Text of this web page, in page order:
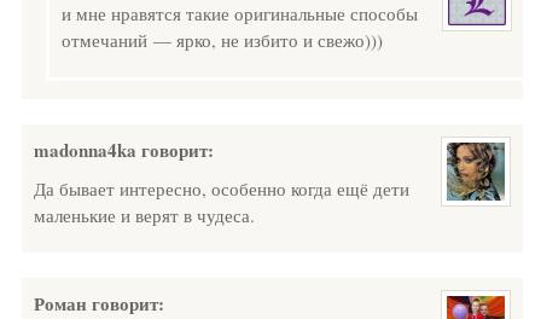
и мне нравятся такие оригинальные способы
отмечаний — ярко, не избито и свежо)))
madonna4ka говорит:
Да бывает интересно, особенно когда ещё дети
маленькие и верят в чудеса.
Роман говорит: